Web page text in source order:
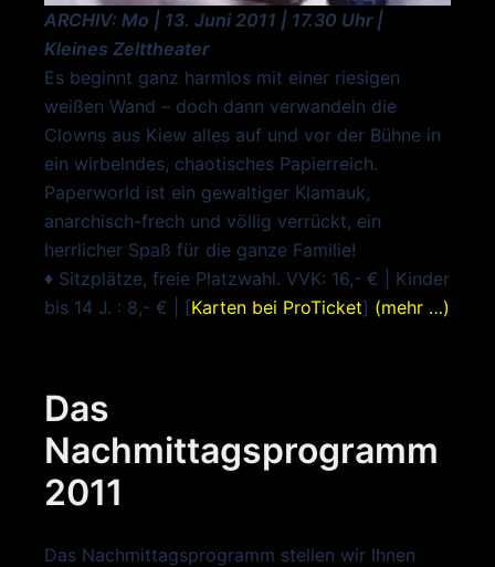
ARCHIV: Mo | 13. Juni 2011 | 17.30 Uhr |
Kleines Zelttheater
Es beginnt ganz harmlos mit einer riesigen
weißen Wand – doch dann verwandeln die
Clowns aus Kiew alles auf und vor der Bühne in
ein wirbelndes, chaotisches Papier­reich.
Paperworld ist ein gewaltiger Klamauk,
anarchisch-frech und völlig verrückt, ein
herrlicher Spaß für die ganze Familie!
♦ Sitzplätze, freie Platzwahl. VVK: 16,- € | Kinder
bis 14 J. : 8,- € | [Karten bei ProTicket] (mehr …)
Das
Nachmittagsprogramm
2011
Das Nachmittagsprogramm stellen wir Ihnen